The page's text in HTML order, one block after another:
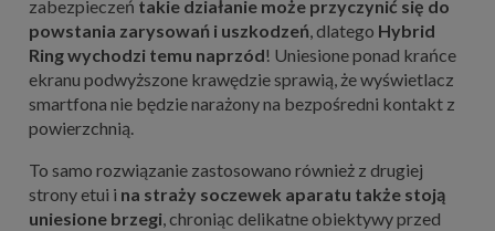
zabezpieczeń takie działanie może przyczynić się do
powstania zarysowań i uszkodzeń, dlatego Hybrid
Ring wychodzi temu naprzód! Uniesione ponad krańce
ekranu podwyższone krawędzie sprawią, że wyświetlacz
smartfona nie będzie narażony na bezpośredni kontakt z
powierzchnią.
To samo rozwiązanie zastosowano również z drugiej
strony etui i na straży soczewek aparatu także stoją
uniesione brzegi, chroniąc delikatne obiektywy przed